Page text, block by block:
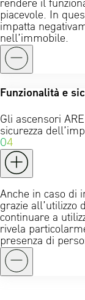
rendere il
piacevole. In
impatta
nell’immobile.
Funzionalità e
Gli ascensori
sicurezza
04
Anche in caso di
grazie all’utilizzo
continuare a
rivela
presenza di